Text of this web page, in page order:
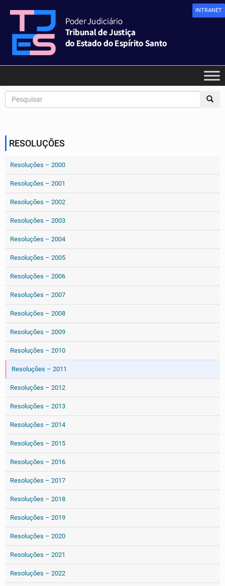
INTRANET
RESOLUÇÕES
Resoluções – 2000
Resoluções – 2001
Resoluções – 2002
Resoluções – 2003
Resoluções – 2004
Resoluções – 2005
Resoluções – 2006
Resoluções – 2007
Resoluções – 2008
Resoluções – 2009
Resoluções – 2010
Resoluções – 2011
Resoluções – 2012
Resoluções – 2013
Resoluções – 2014
Resoluções – 2015
Resoluções – 2016
Resoluções – 2017
Resoluções – 2018
Resoluções – 2019
Resoluções – 2020
Resoluções – 2021
Resoluções – 2022